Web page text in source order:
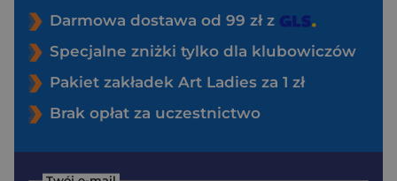
Darmowa dostawa od 99 zł z
Specjalne zniżki tylko dla klubowiczów
Pakiet zakładek Art Ladies za 1 zł
Brak opłat za uczestnictwo